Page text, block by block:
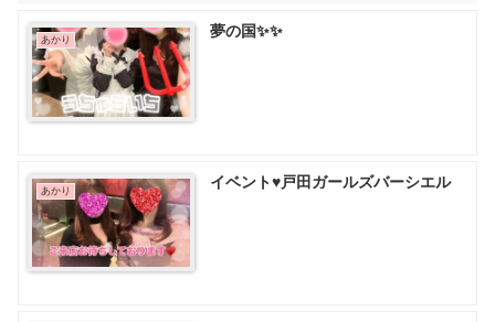
あかり 夢の国✨✨
あかり イベント♥️戸田ガールズバーシエル